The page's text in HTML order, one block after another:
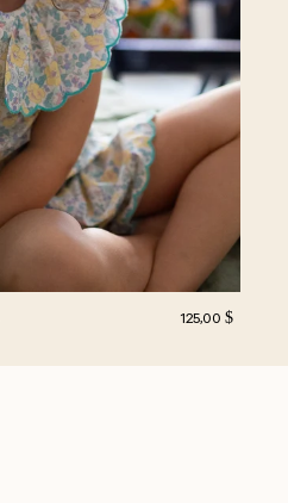
Prezzo normale
125,00 $